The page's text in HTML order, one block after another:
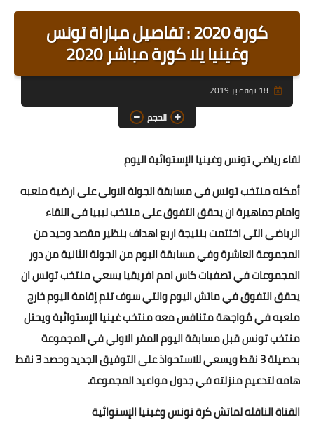
رابط فرعي
رابط فرعي
رابط فرعي
رابط فرعي
رابط فرعي
كورة 2020 : تفاصيل مباراة تونس
وغينيا يلا كورة مباشر 2020
18 نوفمبر 2019
الحجم
لقاء رياضي تونس وغينيا الإستوائية اليوم
أمكنه منتخب تونس في مسابقة الجولة الاولي على ارضية ملعبه
وامام جماهيرة ان يحقق التفوق على منتخب ليبيا في اللقاء
الرياضي التى اختتمت بنتيجة اربع اهداف بنظير مقصد وحيد من
المجموعة العاشرة وفي مسابقة اليوم من الجولة الثانية من دور
المجموعات في تصفيات كاس امم افريقيا يسعي منتخب تونس ان
يحقق التفوق في ماتش اليوم والتي سوف تتم إقامة اليوم خارج
ملعبه في مُواجهة متنافس معه منتخب غينيا الإستوائية ويحتل
منتخب تونس قبل مسابقة اليوم المقر الاولي في المجموعة
بحصيلة 3 نقط ويسعي للاستحواذ على التوفيق الجديد وحصد 3 نقط
هامه لتدعيم منزلته في جدول مواعيد المجموعة.
القناة الناقله لماتش كرة تونس وغينيا الإستوائية